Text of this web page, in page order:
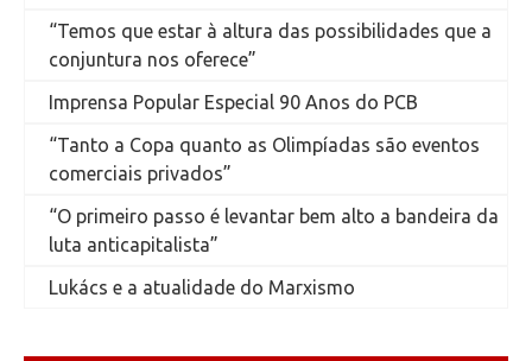
“Temos que estar à altura das possibilidades que a
conjuntura nos oferece”
Imprensa Popular Especial 90 Anos do PCB
“Tanto a Copa quanto as Olimpíadas são eventos
comerciais privados”
“O primeiro passo é levantar bem alto a bandeira da
luta anticapitalista”
Lukács e a atualidade do Marxismo